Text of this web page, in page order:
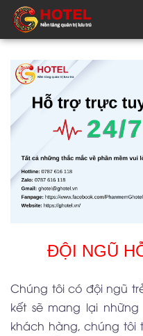
ĐỘI NGŨ
Chúng tôi có đội ngũ
kết sẽ mang lại
khách hàng, chúng tôi